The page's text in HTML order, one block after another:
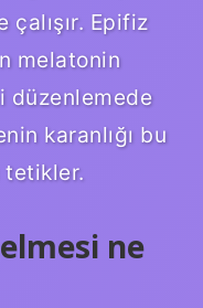
Epifiz
melatonin
düzenlemede
karanlığı bu
tetikler.
ne